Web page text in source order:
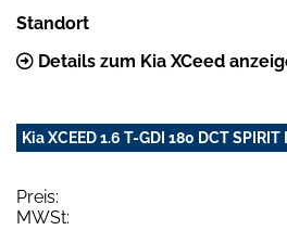
Standort
Details zum Kia XCeed
Kia XCEED 1.6 T-GDI 180 DCT
Preis:
MWSt: